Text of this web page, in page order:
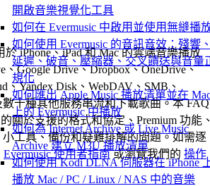
開啟音樂視覺化工具
如何在 Evermusic 中啟用並使用無縫播
如何使用 Evermusic 的音訊音效：殘響
延遲、破音、壓縮器、交叉饋送與音量
規化
如何匯出 Apple Music 播放清單並在
上的 Evermusic 中播放
如何為 Internet Archive 或 Live Music
Archive 建立 M3U 播放清單
如何使用 Kodi DLNA 伺服器在 iPhone
播放 Mac / PC / Linux / NAS 中的音樂
於 iPhone、iPad 和 Mac 的雲端音樂播放
Google Drive、Dropbox、OneDrive、
、Yandex Disk、WebDAV、SMB、
十種其他服務串流和下載歌曲。本 FAQ
關於支援的格式和協定、Premium 功能
小工具、備份和疑難排解的問題。如需逐
Evermusic 使用者指南或瀏覽我們的 操作